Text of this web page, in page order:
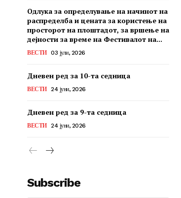
Одлука за определување на начинот на
распределба и цената за користење на
просторот на плоштадот, за вршење на
дејности за време на Фестивалот на...
ВЕСТИ 03 јули, 2026
Дневен ред за 10-та седница
ВЕСТИ 24 јуни, 2026
Дневен ред за 9-та седница
ВЕСТИ 24 јуни, 2026
Subscribe